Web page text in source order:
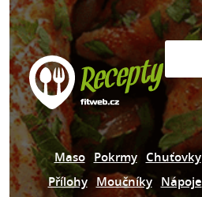
Maso Pokrmy Chuťovky
Přílohy Moučníky Nápoje